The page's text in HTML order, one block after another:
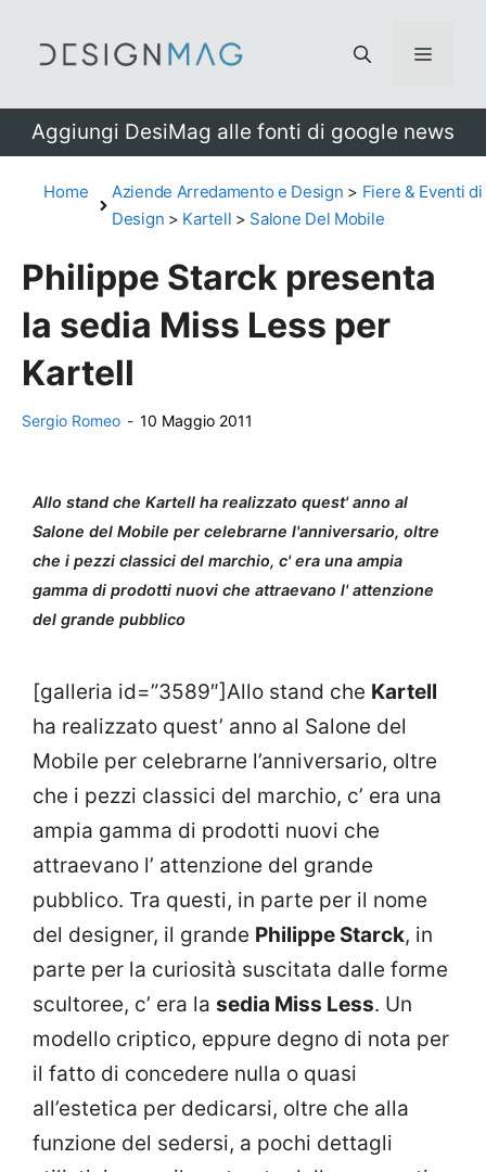
Menu
Aggiungi DesiMag alle fonti di google news
Home Aziende Arredamento e Design > Fiere & Eventi di
Design > Kartell > Salone Del Mobile
Philippe Starck presenta
la sedia Miss Less per
Kartell
Sergio Romeo - 10 Maggio 2011
Allo stand che Kartell ha realizzato quest' anno al
Salone del Mobile per celebrarne l'anniversario, oltre
che i pezzi classici del marchio, c' era una ampia
gamma di prodotti nuovi che attraevano l' attenzione
del grande pubblico
[galleria id=”3589″]Allo stand che Kartell
ha realizzato quest’ anno al Salone del
Mobile per celebrarne l’anniversario, oltre
che i pezzi classici del marchio, c’ era una
ampia gamma di prodotti nuovi che
attraevano l’ attenzione del grande
pubblico. Tra questi, in parte per il nome
del designer, il grande Philippe Starck, in
parte per la curiosità suscitata dalle forme
scultoree, c’ era la sedia Miss Less. Un
modello criptico, eppure degno di nota per
il fatto di concedere nulla o quasi
all’estetica per dedicarsi, oltre che alla
funzione del sedersi, a pochi dettagli